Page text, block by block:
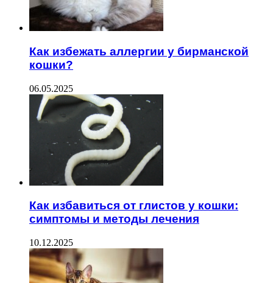
Как избежать аллергии у бирманской
кошки?
06.05.2025
Как избавиться от глистов у кошки:
симптомы и методы лечения
10.12.2025